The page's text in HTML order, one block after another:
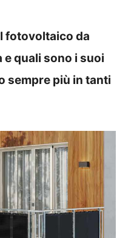
fotovoltaico da
quali sono i suoi
sempre più in tanti